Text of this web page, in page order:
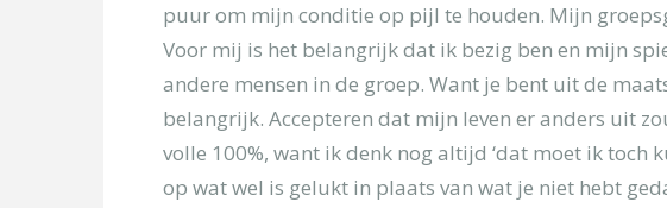
Onderwerp
Kies uw locatie
Uw bericht
puur om mijn conditie op pijl te houden. Mijn
Voor mij is het belangrijk dat ik bezig ben en mijn
andere mensen in de groep. Want je bent uit de
belangrijk. Accepteren dat mijn leven er anders uit
volle 100%, want ik denk nog altijd ‘dat moet ik toch
op wat wel is gelukt in plaats van wat je niet hebt